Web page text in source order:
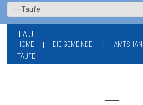
TAUFE
HOME DIE GEMEINDE
TAUFE